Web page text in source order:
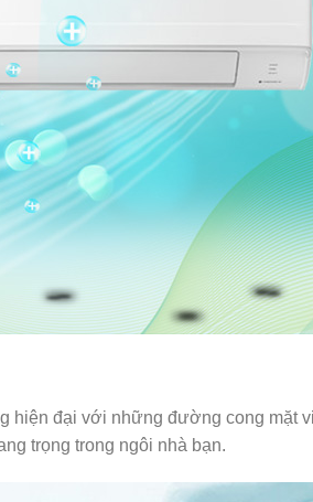
hiện đại với những đường cong mặt
trọng trong ngôi nhà bạn.